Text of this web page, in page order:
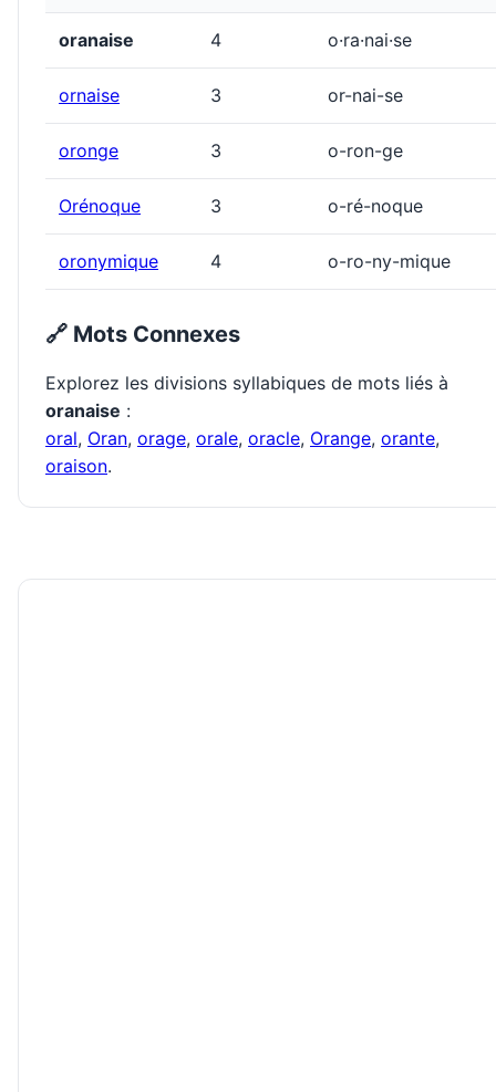
oranaise 4 o·ra·nai·se
ornaise 3 or-nai-se
oronge 3 o-ron-ge
Orénoque 3 o-ré-noque
oronymique 4 o-ro-ny-mique
🔗 Mots Connexes
Explorez les divisions syllabiques de mots liés à
oranaise :
oral, Oran, orage, orale, oracle, Orange, orante,
oraison.